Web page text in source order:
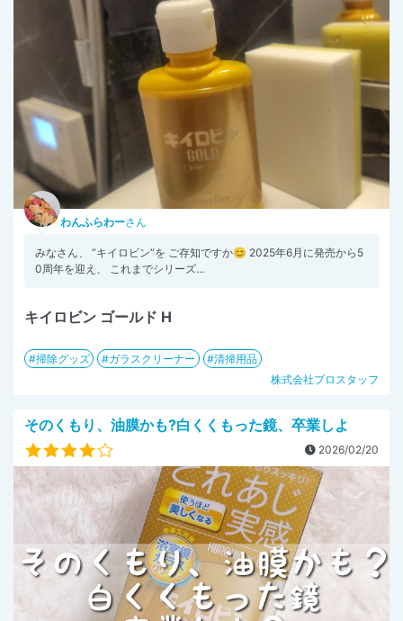
わんふらわーさん
みなさん、 “キイロビン“を ご存知ですか😊 2025年6月に発売から5
0周年を迎え、 これまでシリーズ...
キイロビン ゴールド H
掃除グッズ ガラスクリーナー
清掃用品
株式会社プロスタッフ
そのくもり、油膜かも?白くくもった鏡、卒業しよ
2026/02/20